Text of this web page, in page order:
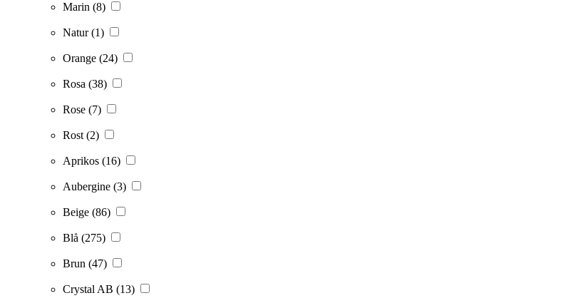
Marin (8)
Natur(1)
Orange (24)
Rosa (38)
Rose (7)
Rost (2)
Aprikos (16)
Aubergine (3)
Beige (86)
Blå (275)
Brun (47)
Crystal AB (13)